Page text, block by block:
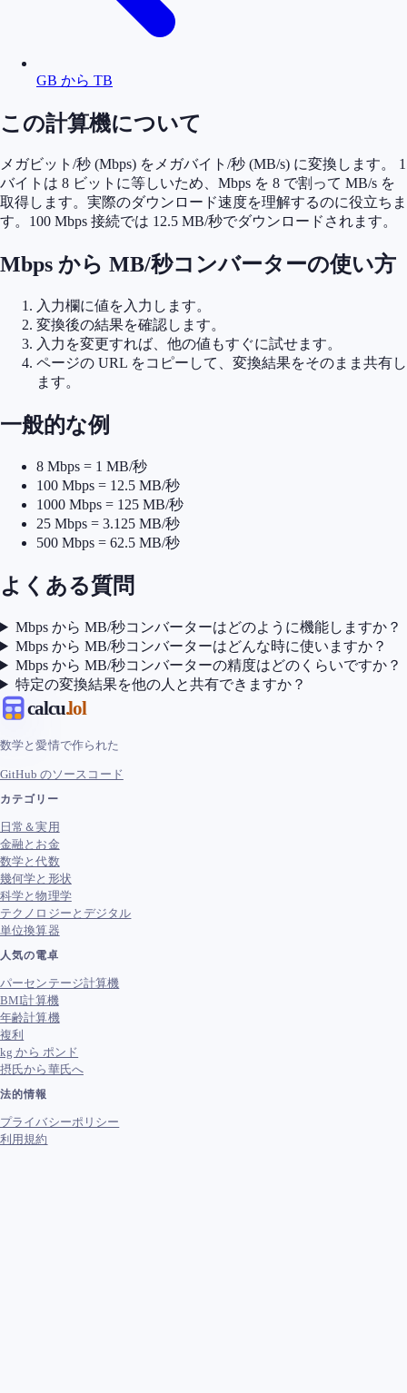
GB から TB
この計算機について
メガビット/秒 (Mbps) をメガバイト/秒 (MB/s) に変換します。 1
バイトは 8 ビットに等しいため、Mbps を 8 で割って MB/s を
取得します。実際のダウンロード速度を理解するのに役立ちま
す。100 Mbps 接続では 12.5 MB/秒でダウンロードされます。
Mbps から MB/秒コンバーターの使い方
入力欄に値を入力します。
変換後の結果を確認します。
入力を変更すれば、他の値もすぐに試せます。
ページの URL をコピーして、変換結果をそのまま共有し
ます。
一般的な例
8 Mbps = 1 MB/秒
100 Mbps = 12.5 MB/秒
1000 Mbps = 125 MB/秒
25 Mbps = 3.125 MB/秒
500 Mbps = 62.5 MB/秒
よくある質問
Mbps から MB/秒コンバーターはどのように機能しますか？
Mbps から MB/秒コンバーターはどんな時に使いますか？
Mbps から MB/秒コンバーターの精度はどのくらいですか？
特定の変換結果を他の人と共有できますか？
calcu.lol
数学と愛情で作られた
GitHub のソースコード
カテゴリー
日常＆実用
金融とお金
数学と代数
幾何学と形状
科学と物理学
テクノロジーとデジタル
単位換算器
人気の電卓
パーセンテージ計算機
BMI計算機
年齢計算機
複利
kg から ポンド
摂氏から華氏へ
法的情報
プライバシーポリシー
利用規約